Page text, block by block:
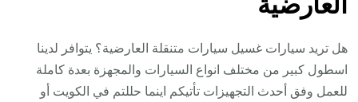
هل تريد سيارات غسيل سيارات متنقلة العارضية؟ يتوافر لدينا
اسطول كبير من مختلف انواع السيارات والمجهزة بعدة كاملة
للعمل وفق أحدث التجهيزات تأتيكم اينما حللتم في الكويت أو